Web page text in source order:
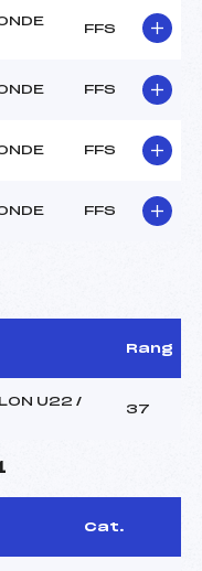
FFS
FFS
FFS
FFS
Rang
U22 /
37
Cat.